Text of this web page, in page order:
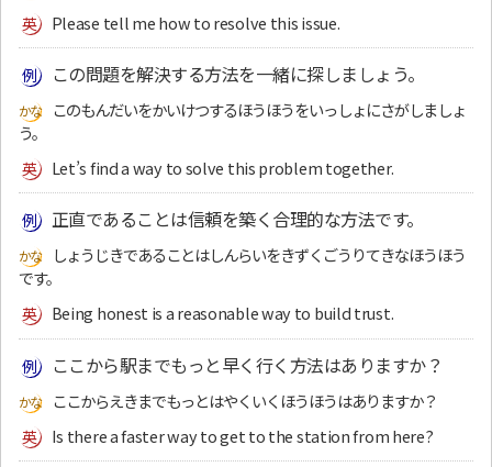
Please tell me how to resolve this issue.
この問題を解決する方法を一緒に探しましょう。
このもんだいをかいけつするほうほうをいっしょにさがしましょ
う。
Let’s find a way to solve this problem together.
正直であることは信頼を築く合理的な方法です。
しょうじきであることはしんらいをきずくごうりてきなほうほう
です。
Being honest is a reasonable way to build trust.
ここから駅までもっと早く行く方法はありますか？
ここからえきまでもっとはやくいくほうほうはありますか？
Is there a faster way to get to the station from here?